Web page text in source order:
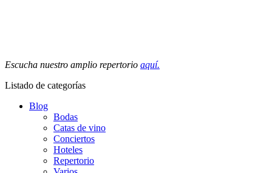
Escucha nuestro amplio repertorio aquí.
Listado de categorías
Blog
Bodas
Catas de vino
Conciertos
Hoteles
Repertorio